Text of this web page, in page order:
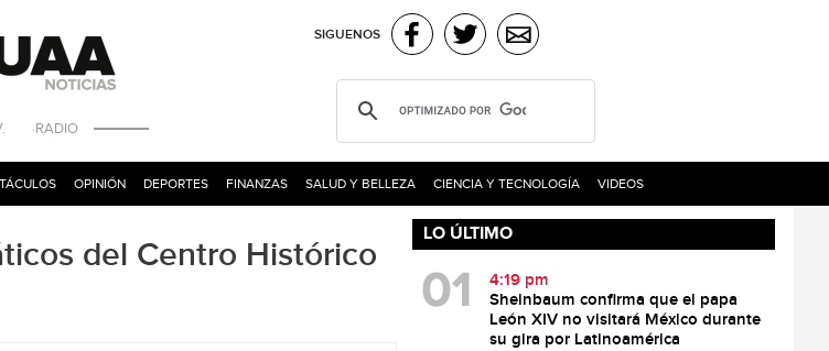
·RADIO
SIGUENOS
OPINIÓN DEPORTES FINANZAS SALUD Y BELLEZA CIENCIA Y TECNOLOGÍA VIDEOS
del Centro Histórico
LO ÚLTIMO
4:19 pm
Sheinbaum confirma que el papa
León XIV no visitará México durante
su gira por Latinoamérica